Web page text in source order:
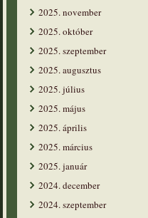
2025. november
2025. október
2025. szeptember
2025. augusztus
2025. július
2025. május
2025. április
2025. március
2025. január
2024. december
2024. szeptember